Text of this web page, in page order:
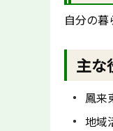
自分の暮
主な
鳳来
地域